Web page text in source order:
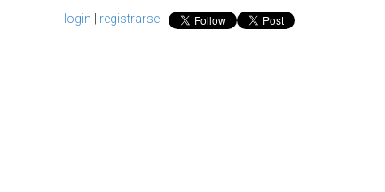
login registrarse